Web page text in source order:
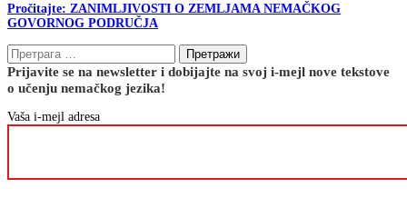
Pročitajte: ZANIMLJIVOSTI O ZEMLJAMA NEMAČKOG
GOVORNOG PODRUČJA
Претрага
за:
Prijavite se na newsletter i dobijajte na svoj i-mejl nove tekstove
o učenju nemačkog jezika!
Vaša i-mejl adresa